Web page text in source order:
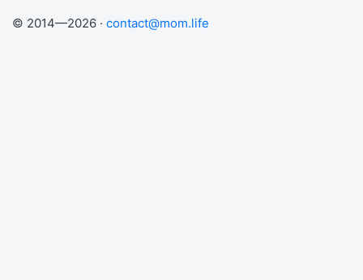
© 2014—2026 · contact@mom.life